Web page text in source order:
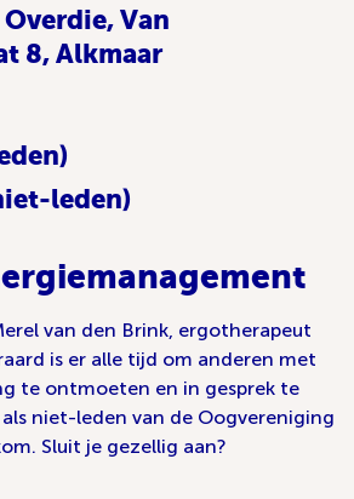
Van
8, Alkmaar
leden)
van den Brink, ergotherapeut
is er alle tijd om anderen met
te ontmoeten en in gesprek te
niet-leden van de Oogvereniging
Sluit je gezellig aan?